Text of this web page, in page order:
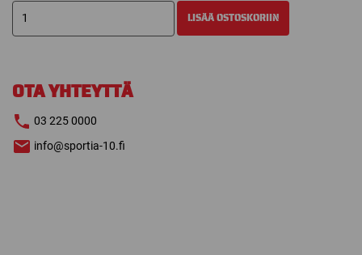
WARRIOR
RITUAL
HOUSUT
LISÄÄ OSTOSKORIIN
OTA YHTEYTTÄ
03 225 0000
info@sportia-10.fi